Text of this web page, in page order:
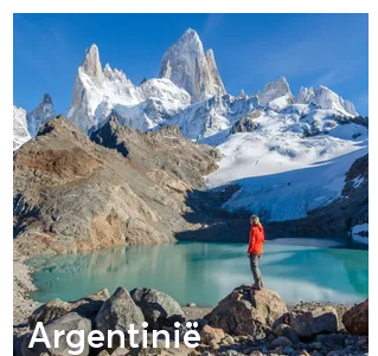
je actieve vakantie! Loop de
gebergte of bezoek de
naar perfecte witte stranden?
de mogelijkheden voor een
Argentinië